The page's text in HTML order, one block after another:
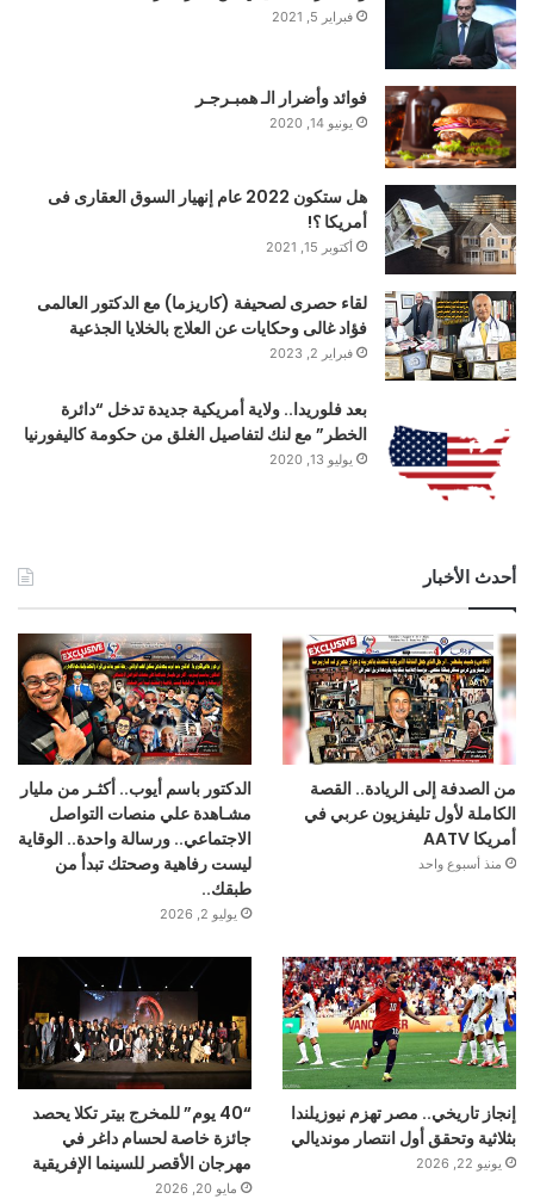
فبراير 5, 2021
فوائد وأضرار الـ همبـرجـر
يونيو 14, 2020
هل ستكون 2022 عام إنهيار السوق العقارى فى
أمريكا ؟!
أكتوبر 15, 2021
لقاء حصرى لصحيفة (كاريزما) مع الدكتور العالمى
فؤاد غالى وحكايات عن العلاج بالخلايا الجذعية
فبراير 2, 2023
بعد فلوريدا.. ولاية أمريكية جديدة تدخل “دائرة
الخطر” مع لنك لتفاصيل الغلق من حكومة كاليفورنيا
يوليو 13, 2020
أحدث الأخبار
من الصدفة إلى الريادة.. القصة
الكاملة لأول تليفزيون عربي في
أمريكا AATV
منذ أسبوع واحد
الدكتور باسم أيوب.. أكثـر من مليار
مشـاهدة علي منصات التواصل
الاجتماعي.. ورسالة واحدة.. الوقاية
ليست رفاهية وصحتك تبدأ من
طبقك..
يوليو 2, 2026
إنجاز تاريخي.. مصر تهزم نيوزيلندا
بثلاثية وتحقق أول انتصار مونديالي
يونيو 22, 2026
“40 يوم” للمخرج بيتر تكلا يحصد
جائزة خاصة لحسام داغر في
مهرجان الأقصر للسينما الإفريقية
مايو 20, 2026